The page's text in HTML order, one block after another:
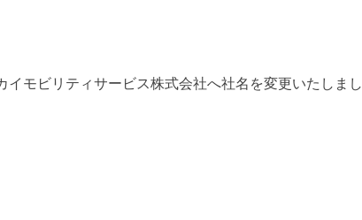
モビリティサービス株式会社へ社名を変更いたしまし